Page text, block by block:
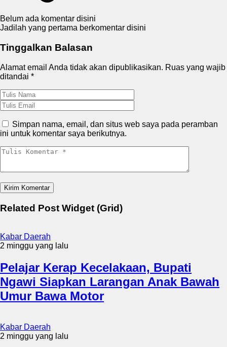
Belum ada komentar disini
Jadilah yang pertama berkomentar disini
Tinggalkan Balasan
Alamat email Anda tidak akan dipublikasikan. Ruas yang wajib
ditandai *
Simpan nama, email, dan situs web saya pada peramban
ini untuk komentar saya berikutnya.
Related Post Widget (Grid)
Kabar Daerah
2 minggu yang lalu
Pelajar Kerap Kecelakaan, Bupati
Ngawi Siapkan Larangan Anak Bawah
Umur Bawa Motor
Kabar Daerah
2 minggu yang lalu